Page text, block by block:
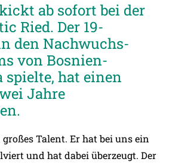
ab sofort bei der
Ried. Der 19-
den Nachwuchs-
von Bosnien-
spielte, hat einen
Jahre
Talent. Er hat bei uns ein
und hat dabei überzeugt. Der